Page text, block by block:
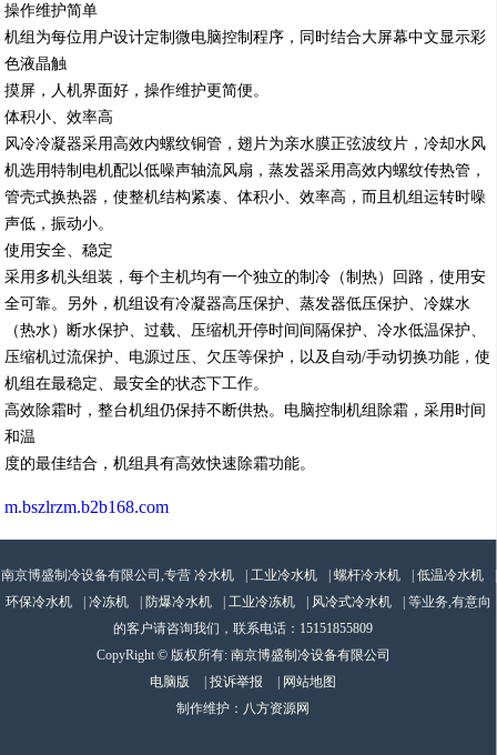
操作维护简单
机组为每位用户设计定制微电脑控制程序，同时结合大屏幕中文显示彩
色液晶触
摸屏，人机界面好，操作维护更简便。
体积小、效率高
风冷冷凝器采用高效内螺纹铜管，翅片为亲水膜正弦波纹片，冷却水风
机选用特制电机配以低噪声轴流风扇，蒸发器采用高效内螺纹传热管，
管壳式换热器，使整机结构紧凑、体积小、效率高，而且机组运转时噪
声低，振动小。
使用安全、稳定
采用多机头组装，每个主机均有一个独立的制冷（制热）回路，使用安
全可靠。另外，机组设有冷凝器高压保护、蒸发器低压保护、冷媒水
（热水）断水保护、过载、压缩机开停时间间隔保护、冷水低温保护、
压缩机过流保护、电源过压、欠压等保护，以及自动/手动切换功能，使
机组在最稳定、最安全的状态下工作。
高效除霜时，整台机组仍保持不断供热。电脑控制机组除霜，采用时间
和温
度的最佳结合，机组具有高效快速除霜功能。
m.bszlrzm.b2b168.com
南京博盛制冷设备有限公司,专营 冷水机 工业冷水机 螺杆冷水机 低温冷水机
环保冷水机
冷冻机 防爆冷水机 工业冷冻机 风冷式冷水机
| 等业务,有意向
的客户请咨询我们，联系电话： 15151855809
CopyRight © 版权所有: 南京博盛制冷设备有限公司
电脑版
投诉举报
网站地图
制作维护： 八方资源网